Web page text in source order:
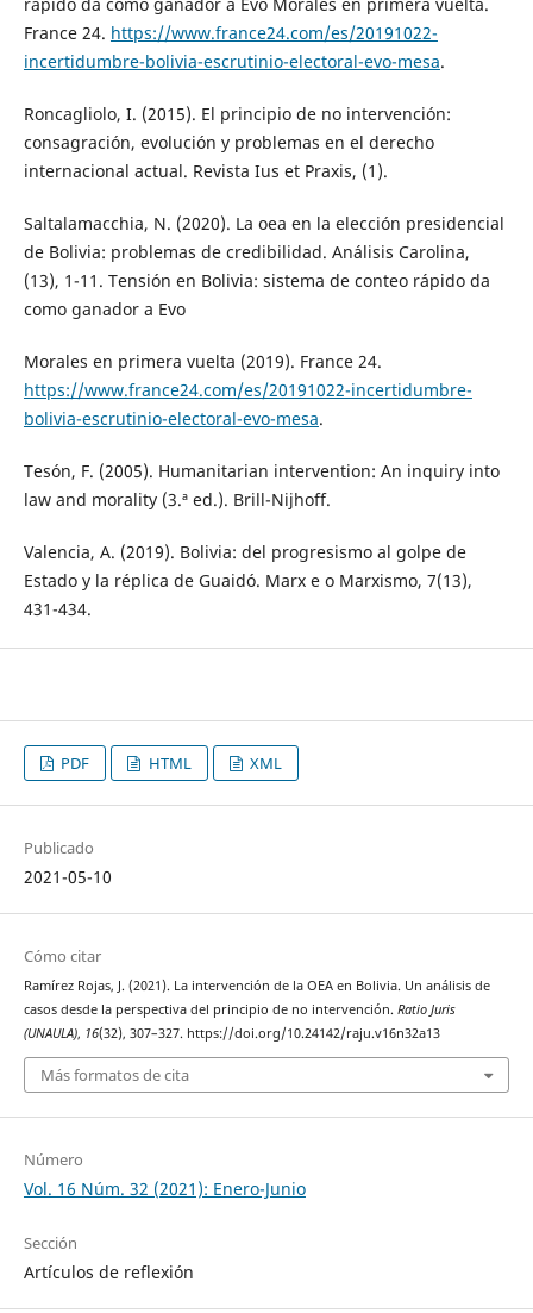
France 24. https://www.france24.com/es/20191022-
incertidumbre-bolivia-escrutinio-electoral-evo-mesa.
Roncagliolo, I. (2015). El principio de no intervención:
consagración, evolución y problemas en el derecho
internacional actual. Revista Ius et Praxis, (1).
Saltalamacchia, N. (2020). La oea en la elección presidencial
de Bolivia: problemas de credibilidad. Análisis Carolina,
(13), 1-11. Tensión en Bolivia: sistema de conteo rápido da
como ganador a Evo
Morales en primera vuelta (2019). France 24.
https://www.france24.com/es/20191022-incertidumbre-
bolivia-escrutinio-electoral-evo-mesa.
Tesón, F. (2005). Humanitarian intervention: An inquiry into
law and morality (3.ª ed.). Brill-Nijhoff.
Valencia, A. (2019). Bolivia: del progresismo al golpe de
Estado y la réplica de Guaidó. Marx e o Marxismo, 7(13),
431-434.
PDF HTML XML
Publicado
2021-05-10
Cómo citar
Ramírez Rojas, J. (2021). La intervención de la OEA en Bolivia. Un análisis de
casos desde la perspectiva del principio de no intervención. Ratio Juris
(UNAULA), 16(32), 307–327. https://doi.org/10.24142/raju.v16n32a13
Más formatos de cita
Número
Vol. 16 Núm. 32 (2021): Enero-Junio
Sección
Artículos de reflexión